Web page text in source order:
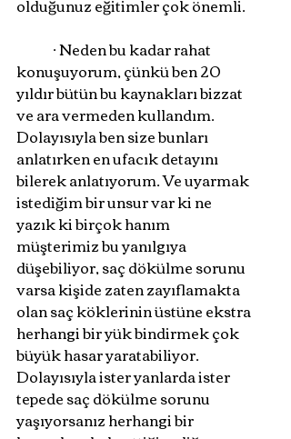
konuşuyorum, çünkü ben 20
yıldır bütün bu kaynakları bizzat
ve ara vermeden kullandım.
Dolayısıyla ben size bunları
anlatırken en ufacık detayını
bilerek anlatıyorum. Ve uyarmak
istediğim bir unsur var ki ne
yazık ki birçok hanım
müşterimiz bu yanılgıya
düşebiliyor, saç dökülme sorunu
varsa kişide zaten zayıflamakta
olan saç köklerinin üstüne ekstra
herhangi bir yük bindirmek çok
büyük hasar yaratabiliyor.
Dolayısıyla ister yanlarda ister
tepede saç dökülme sorunu
yaşıyorsanız herhangi bir